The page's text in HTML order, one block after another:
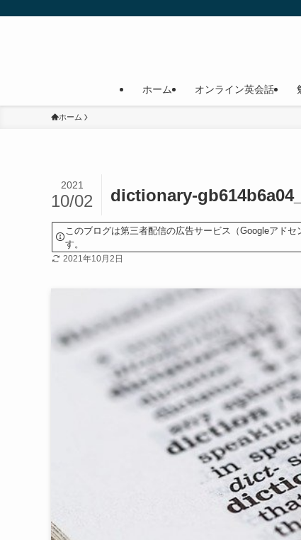
ホーム オンライン英会話
ホーム
dictionary-
2021
10/02
このブログは第三者配信の広告サービス（Googleアド
す。
2021年10月2日